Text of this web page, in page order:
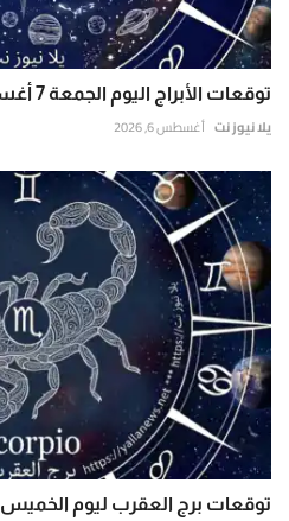
توقعات الأبراج اليوم الجمعة 7 أغسطس 2026 حظك اليوم
يلا نيوز نت أغسطس 6, 2026
توقعات برج العقرب ليوم الخميس 6 أغسطس 2026